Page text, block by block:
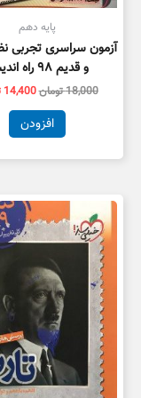
پایه دهم
آزمون سراسری تجربی
و قدیم ۹۸ راه اندیشه
18,000تومان14,400
افزودن
قیمت
اصلی
بود.